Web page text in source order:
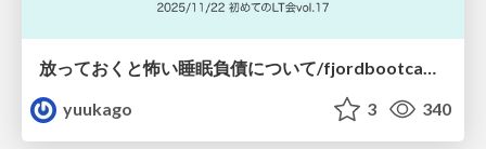
yuukago
3 340